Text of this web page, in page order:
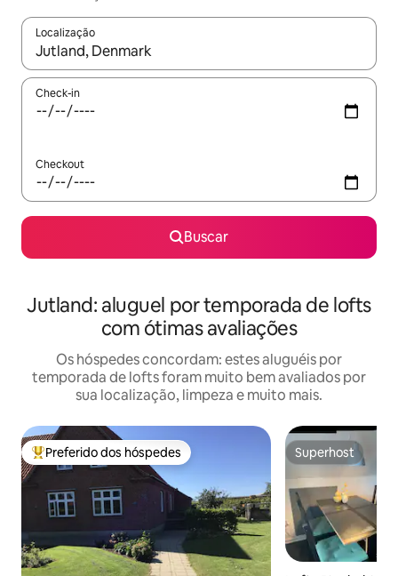
Localização
Quando os resultados estiverem disponíveis, explore-os
Check-in
Checkout
Buscar
Jutland: aluguel por temporada de lofts
com ótimas avaliações
Os hóspedes concordam: estes aluguéis por
temporada de lofts foram muito bem avaliados por
sua localização, limpeza e muito mais.
Entre os melhores preferidos dos hóspedes
Preferido dos hóspedes Superhost
Superhost